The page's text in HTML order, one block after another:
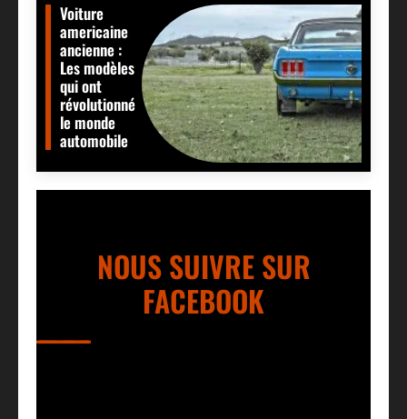
Voiture
americaine
ancienne :
Les modèles
qui ont
révolutionné
le monde
automobile
NOUS SUIVRE SUR
FACEBOOK